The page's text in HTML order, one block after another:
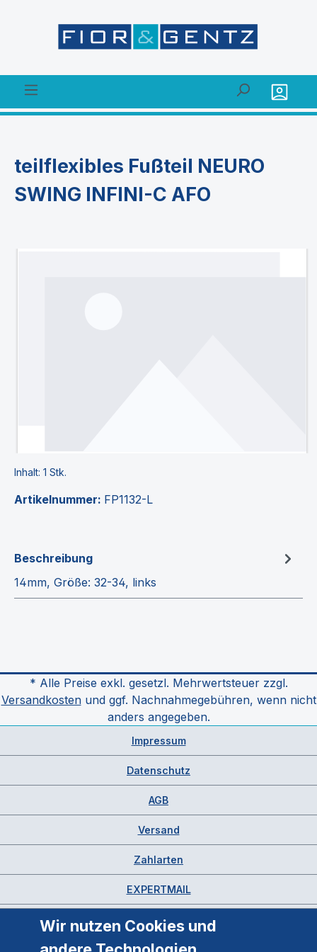
teilflexibles Fußteil NEURO
SWING INFINI-C AFO
Inhalt: 1 Stk.
Artikelnummer: FP1132-L
Beschreibung
14mm, Größe: 32-34, links
* Alle Preise exkl. gesetzl. Mehrwertsteuer zzgl.
Versandkostenund ggf. Nachnahmegebühren, wenn nicht
anders angegeben.
Impressum
Datenschutz
AGB
Versand
Zahlarten
EXPERTMAIL
Wir nutzen Cookies und